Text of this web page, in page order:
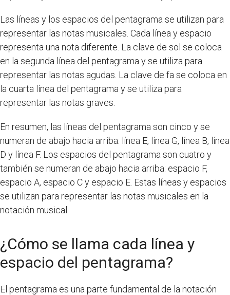
Las líneas y los espacios del pentagrama se utilizan para
representar las notas musicales. Cada línea y espacio
representa una nota diferente. La clave de sol se coloca
en la segunda línea del pentagrama y se utiliza para
representar las notas agudas. La clave de fa se coloca en
la cuarta línea del pentagrama y se utiliza para
representar las notas graves.
En resumen, las líneas del pentagrama son cinco y se
numeran de abajo hacia arriba: línea E, línea G, línea B, línea
D y línea F. Los espacios del pentagrama son cuatro y
también se numeran de abajo hacia arriba: espacio F,
espacio A, espacio C y espacio E. Estas líneas y espacios
se utilizan para representar las notas musicales en la
notación musical.
¿Cómo se llama cada línea y
espacio del pentagrama?
El pentagrama es una parte fundamental de la notación